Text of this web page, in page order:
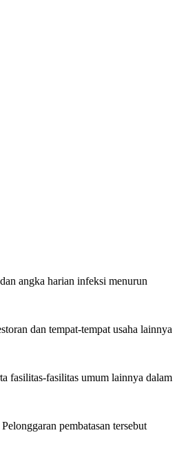
angka harian infeksi menurun
dan tempat-tempat usaha lainnya
fasilitas-fasilitas umum lainnya dalam
pembatasan tersebut